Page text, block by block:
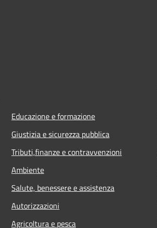
Educazione e formazione
Giustizia e sicurezza pubblica
Tributi,finanze e contravvenzioni
Ambiente
Salute, benessere e assistenza
Autorizzazioni
Agricoltura e pesca